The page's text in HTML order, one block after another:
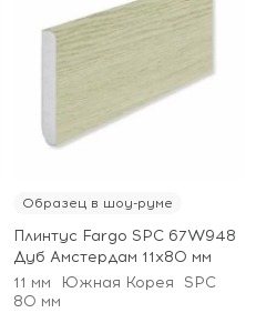
Образец в шоу-руме
Плинтус Fargo SPC 67W948
Дуб Амстердам 11х80 мм
11 мм
Южная Корея
SPC
80 мм